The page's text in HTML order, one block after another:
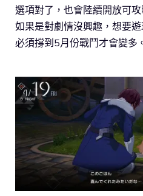
選項對了，也會陸續開放可
如果是對劇情沒興趣，想要
必須撐到5月份戰鬥才會變多